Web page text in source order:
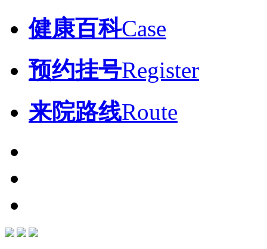
健康百科Case
预约挂号Register
来院路线Route